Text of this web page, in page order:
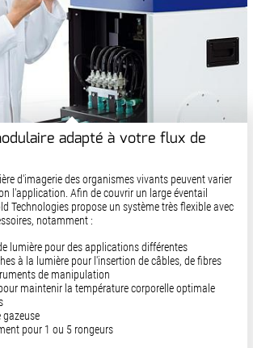
adapté à votre flux de
d'imagerie des organismes vivants peuvent varier
l'application. Afin de couvrir un large éventail
Technologies propose un système très flexible avec
notamment :
lumière pour des applications différentes
à la lumière pour l'insertion de câbles, de fibres
de manipulation
maintenir la température corporelle optimale
gazeuse
pour 1 ou 5 rongeurs